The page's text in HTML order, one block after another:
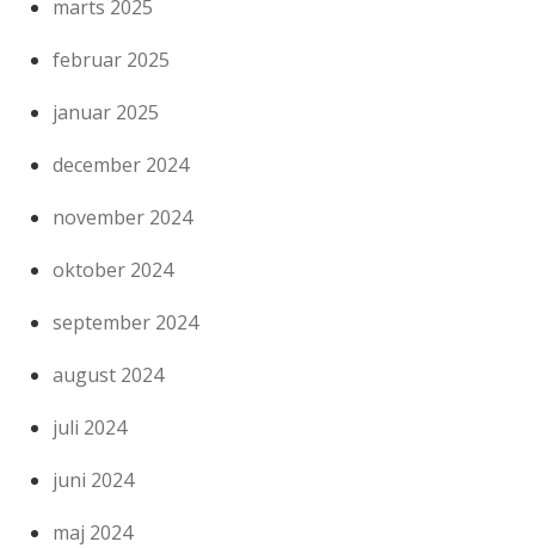
marts 2025
februar 2025
januar 2025
december 2024
november 2024
oktober 2024
september 2024
august 2024
juli 2024
juni 2024
maj 2024